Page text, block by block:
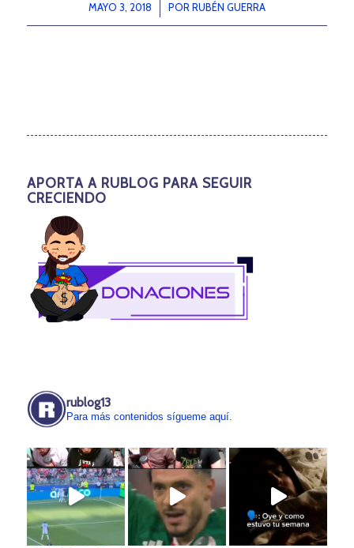
MAYO 3, 2018
/ POR RUBÉN GUERRA
APORTA A RUBLOG PARA SEGUIR
CRECIENDO
rublog13
Para más contenidos sígueme aquí.